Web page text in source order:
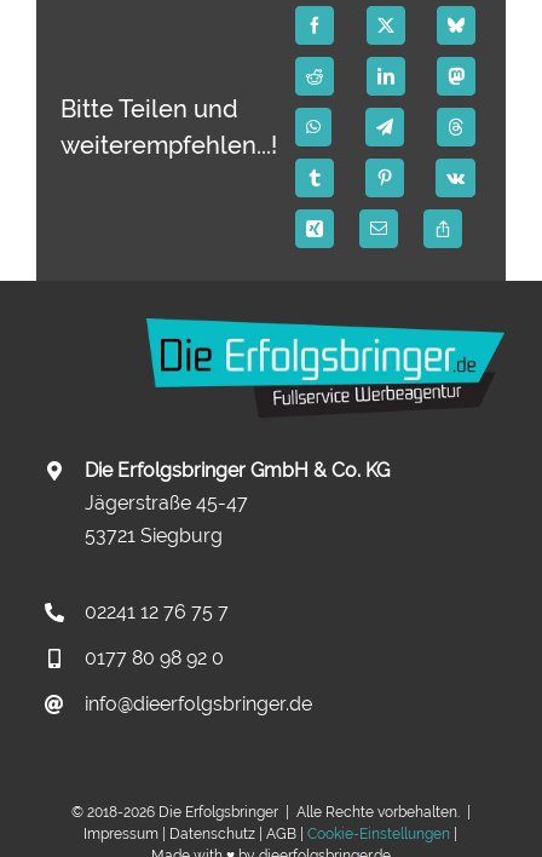
Bitte Teilen und
weiterempfehlen...!
Die Erfolgsbringer GmbH & Co. KG
Jägerstraße 45-47
53721 Siegburg
02241 12 76 75 7
0177 80 98 92 0
info@dieerfolgsbringer.de
© 2018-2026 Die Erfolgsbringer | Alle Rechte vorbehalten. |
Impressum
Datenschutz |AGB |Cookie-Einstellungen